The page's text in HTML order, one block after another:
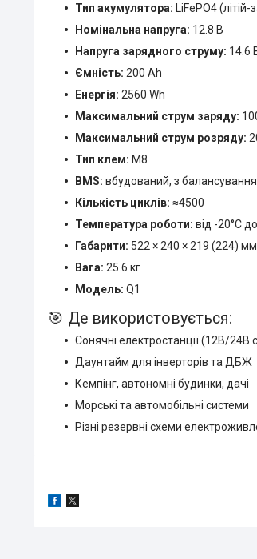
Тип акумулятора: LiFePO4
Номінальна напруга: 12.8 В
Напруга зарядного струму: 14.6
Ємність: 200 Ah
Енергія: 2560 Wh
Максимальний струм заряду:
Максимальний струм розряду:
Тип клем: M8
BMS: вбудований, з
Кількість циклів: ≈4500
Температура роботи: від -20°C
Габарити: 522 × 240 × 219 (224) мм
Вага: 25.6 кг
Модель: Q1
🎯 Де використовується:
Сонячні електростанції (12В/24В
Даунтайм для інверторів та ДБЖ
Кемпінг, автономні будинки, дачі
Морські та автомобільні системи
Різні резервні схеми